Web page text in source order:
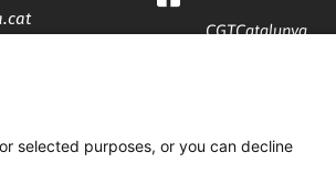
CGTCatalunya
selected purposes, or you can decline